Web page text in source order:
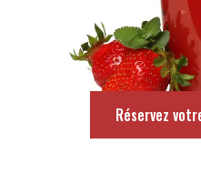
Réservez